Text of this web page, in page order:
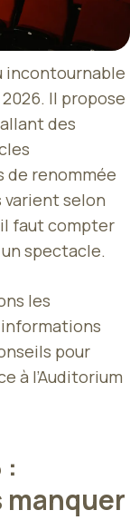
incontournable
Il propose
des
de renommée
selon
faut compter
spectacle.
les
informations
pour
à l’Auditorium
manquer